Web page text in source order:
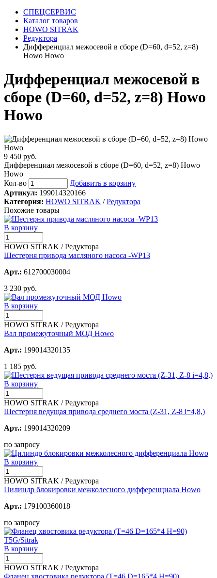
СПЕЦСЕРВИС
Каталог товаров
HOWO SITRAK
Редуктора
Дифференциал межосевой в сборе (D=60, d=52, z=8)
Howo Howo
Дифференциал межосевой в
сборе (D=60, d=52, z=8) Howo
Howo
9 450 руб.
Дифференциал межосевой в сборе (D=60, d=52, z=8) Howo
Howo
Кол-во
Добавить в корзину
Артикул: 199014320166
Категория: HOWO SITRAK /Редуктора
Похожие товары
В корзину
HOWO SITRAK / Редуктора
Шестерня привода масляного насоса -WP13
Арт.: 612700030004
3 230 руб.
В корзину
HOWO SITRAK / Редуктора
Вал промежуточный МОД Howo
Арт.: 199014320135
1 185 руб.
В корзину
HOWO SITRAK / Редуктора
Шестерня ведущая привода среднего моста (Z-31, Z-8 i=4,8,)
Арт.: 199014320209
по запросу
В корзину
HOWO SITRAK / Редуктора
Цилиндр блокировки межколесного дифференциала Howo
Арт.: 179100360018
по запросу
В корзину
HOWO SITRAK / Редуктора
Фланец хвостовика редуктора (T=46 D=165*4 H=90)